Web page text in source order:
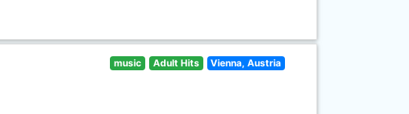
music Adult Hits Vienna, Austria